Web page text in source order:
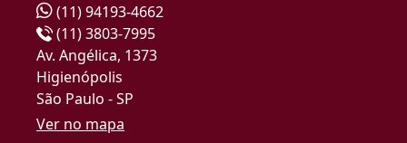
(11) 94193-4662
(11) 3803-7995
Av. Angélica, 1373
Higienópolis
São Paulo - SP
Ver no mapa